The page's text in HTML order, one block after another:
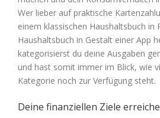
Wer lieber auf praktische
einem klassischen Haushaltsbuch
Haushaltsbuch in Gestalt einer App
kategorisierst du deine Ausgaben
und hast somit immer im Blick, wie
Kategorie noch zur Verfügung steht.
Deine finanziellen Ziele